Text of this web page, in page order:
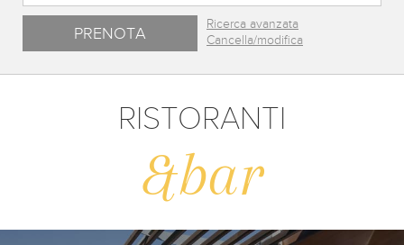
Ricerca avanzata
Cancella/modifica
RISTORANTI
&bar